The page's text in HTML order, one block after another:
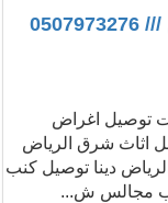
توصيل اغراض
اثاث شرق الرياض
دينا توصيل كنب
مجالس ش...